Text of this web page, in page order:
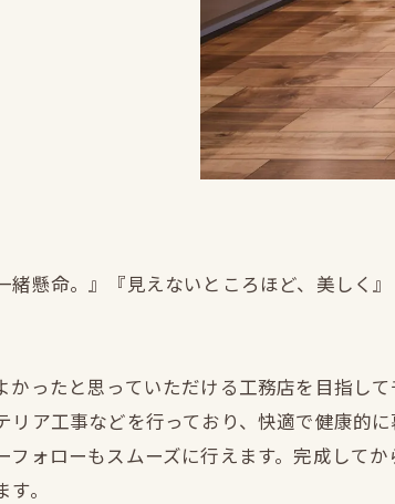
緒懸命。』『見えないところほど、美しく』
かったと思っていただける工務店を目指し
リア工事などを行っており、快適で健康的
フォローもスムーズに行えます。完成して
。